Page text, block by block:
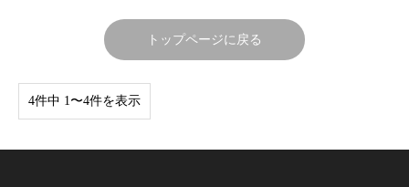
トップページに戻る
4件中 1〜4件を表示